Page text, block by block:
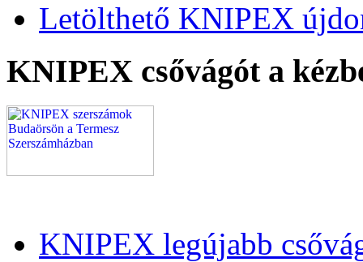
Letölthető KNIPEX
KNIPEX csővágót a
KNIPEX legújabb